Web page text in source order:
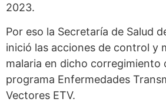
2023.
Por eso la Secretaría de Salud
inició las acciones de control y
malaria en dicho corregimiento
programa Enfermedades
Vectores ETV.